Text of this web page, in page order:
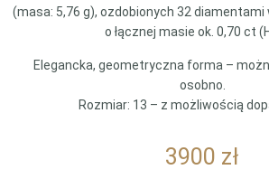
(masa: 5,76 g), ozdobionych 32
o łącznej masie ok. 0,70 ct
Elegancka, geometryczna forma –
osobno.
Rozmiar: 13 – z możliwością
3900 zł